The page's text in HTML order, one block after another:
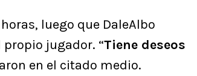
luego que DaleAlbo
propio jugador. “Tiene deseos
en el citado medio.